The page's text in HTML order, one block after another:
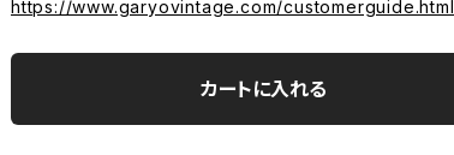
https://www.garyovintage.com/customerguide.html
カートに入れる